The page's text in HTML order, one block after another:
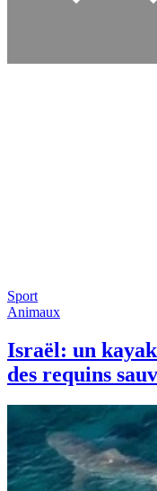
Sport
Animaux
Israël: un
des requins